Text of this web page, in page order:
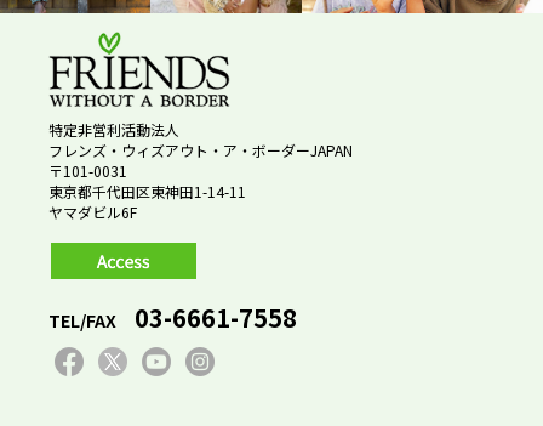
特定非営利活動法人
フレンズ・ウィズアウト・ア・ボーダーJAPAN
〒101-0031
東京都千代田区東神田1-14-11
ヤマダビル6F
TEL/FAX 03-6661-7558